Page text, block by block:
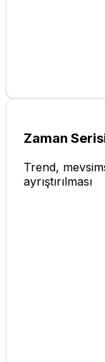
Zaman
Trend,
ayrıştırılması